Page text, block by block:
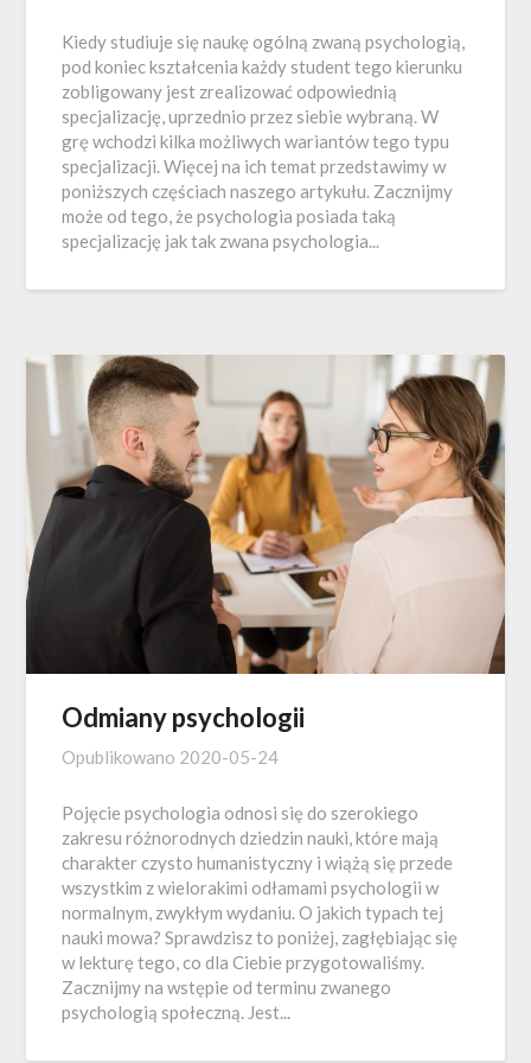
Kiedy studiuje się naukę ogólną zwaną psychologią,
pod koniec kształcenia każdy student tego kierunku
zobligowany jest zrealizować odpowiednią
specjalizację, uprzednio przez siebie wybraną. W
grę wchodzi kilka możliwych wariantów tego typu
specjalizacji. Więcej na ich temat przedstawimy w
poniższych częściach naszego artykułu. Zacznijmy
może od tego, że psychologia posiada taką
specjalizację jak tak zwana psychologia...
Odmiany psychologii
Opublikowano 2020-05-24
Pojęcie psychologia odnosi się do szerokiego
zakresu różnorodnych dziedzin nauki, które mają
charakter czysto humanistyczny i wiążą się przede
wszystkim z wielorakimi odłamami psychologii w
normalnym, zwykłym wydaniu. O jakich typach tej
nauki mowa? Sprawdzisz to poniżej, zagłębiając się
w lekturę tego, co dla Ciebie przygotowaliśmy.
Zacznijmy na wstępie od terminu zwanego
psychologią społeczną. Jest...